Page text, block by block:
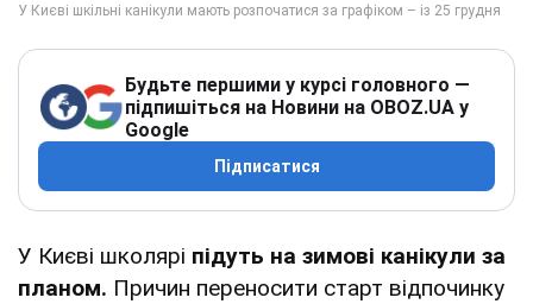
Будьте першими у курсі головного —
підпишіться на Новини на OBOZ.UA у
Google
Підписатися
У Києві школярі підуть на зимові канікули за
планом. Причин переносити старт відпочинку